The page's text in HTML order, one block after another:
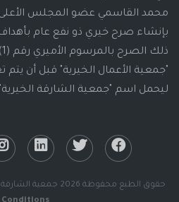
محمد القاسمي عضو المجلس
بإنشاء صرح خيري ذو نفع عام
ليحمل اسم "جمعية الشارقة
حقوق الطبع محفوظة 2026 جمعية الشارقة الخيرية.